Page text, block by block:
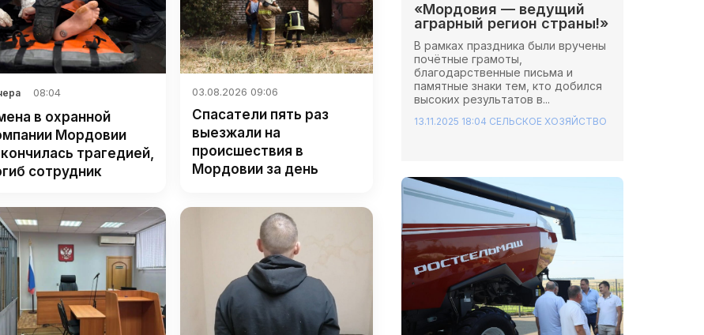
08:04
в охранной
Мордовии
трагедией,
сотрудник
03.08.2026 09:06
Спасатели пять раз
выезжали на
происшествия в
Мордовии за день
«Мордовия — ведущий
аграрный регион страны!»
В рамках праздника были вручены
почётные грамоты,
благодарственные письма и
памятные знаки тем, кто добился
высоких результатов в...
13.11.2025 18:04 СЕЛЬСКОЕ ХОЗЯЙСТВО